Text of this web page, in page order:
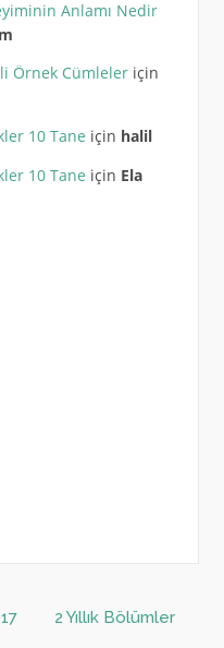
Anlamı Nedir
Örnek Cümleleriçin
10 Tane için halil
10 Tane için Ela
2 Yıllık Bölümler